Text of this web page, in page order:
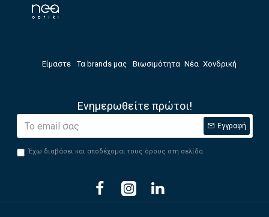
Είμαστε Τα brands μας Βιωσιμότητα Νέα Χονδρική
Ενημερωθείτε πρώτοι!
Εγγραφή
Έχω διαβάσει και αποδέχομαι τους όρους στη σελίδα